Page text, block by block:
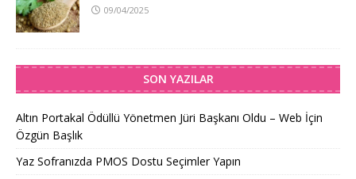
09/04/2025
SON YAZILAR
Altın Portakal Ödüllü Yönetmen Jüri Başkanı Oldu – Web İçin
Özgün Başlık
Yaz Sofranızda PMOS Dostu Seçimler Yapın